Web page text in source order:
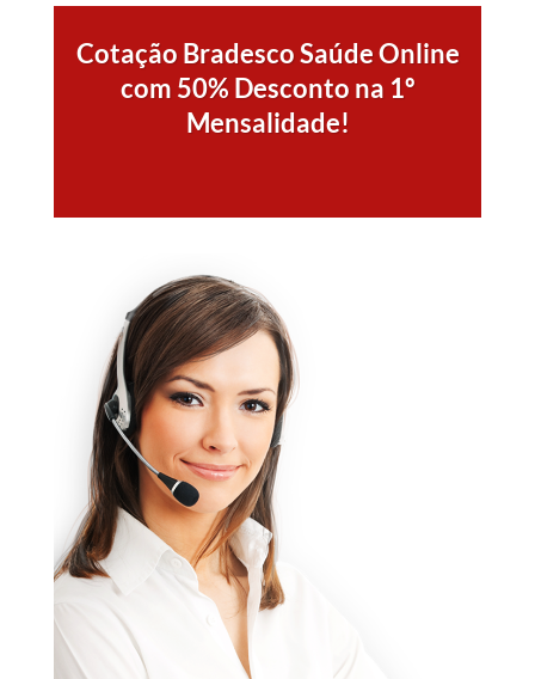
Cotação Bradesco Saúde Online
com 50% Desconto na 1º
Mensalidade!